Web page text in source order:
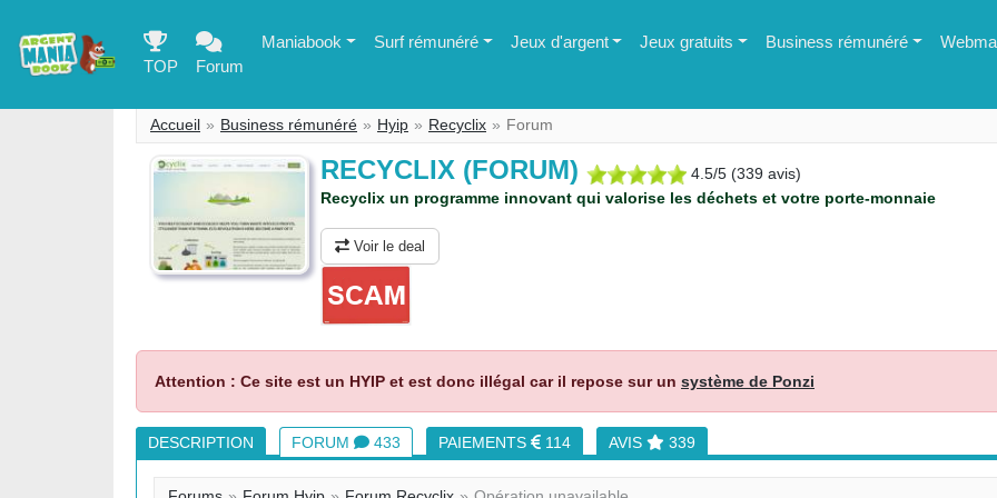
TOP Forum
Maniabook Surf rémunéré Jeux d'argent Jeux gratuits Business rémunéré
Accueil Business rémunéré Hyip Recyclix Forum
RECYCLIX (FORUM) 4.5/5 (339 avis)
Recyclix un programme innovant qui valorise les déchets et votre porte-monnaie
Voir le deal
Attention : Ce site est un HYIP et est donc illégal car il repose sur un système de Ponzi
DESCRIPTION FORUM 433 PAIEMENTS 114 AVIS 339